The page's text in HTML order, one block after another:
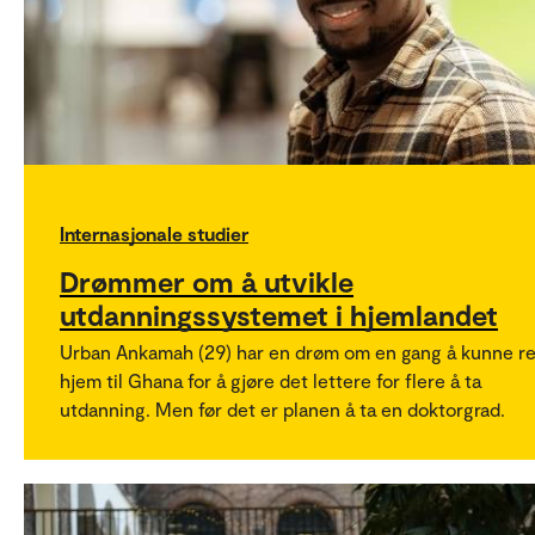
Internasjonale studier
Drømmer om å utvikle
utdanningssystemet i hjemlandet
Urban Ankamah (29) har en drøm om en gang å kunne
hjem til Ghana for å gjøre det lettere for flere å ta
utdanning. Men før det er planen å ta en doktorgrad.